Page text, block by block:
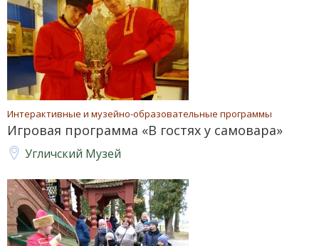
Интерактивные и музейно-образовательные программы
Игровая программа «В гостях у самовара»
Угличский Музей